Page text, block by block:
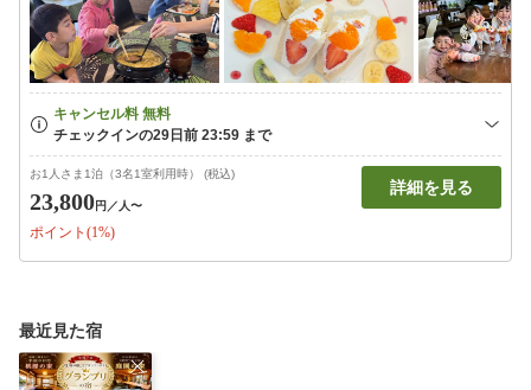
お1人さま1泊（3名1室利用時） (税込)
23,800円 ／人〜
ポイント(1%)
詳細を見る
最近見た宿